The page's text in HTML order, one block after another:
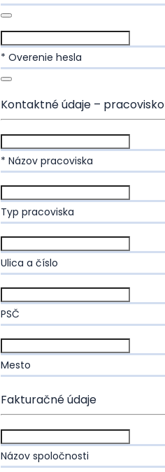
* Overenie hesla
Kontaktné údaje – pracovisko
* Názov pracoviska
Typ pracoviska
Ulica a číslo
PSČ
Mesto
Fakturačné údaje
Názov spoločnosti